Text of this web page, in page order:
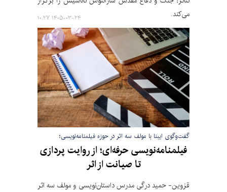
می‌کند.
۱۴۰۵-۰۳-۲۴ ۱۰:۲۷
گفت‌وگوی ایبنا با مولف سه اثر در حوزه فیلمنامه‌نویسی؛
فیلمنامه‌نویسی حرفه‌ای؛ از روایت پردازی
تا صیانت از اثر
قزوین- حمید درگی مدرس داستان‌نویسی و مولف سه اثر